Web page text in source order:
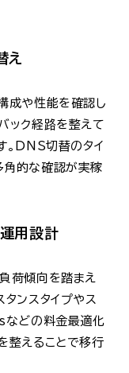
え
成や性能を確認し
ック経路を整えて
。DNS切替のタイ
角的な確認が実稼
用設計
荷傾向を踏まえ
ンスタイプやス
どの料金最適化
整えることで移行